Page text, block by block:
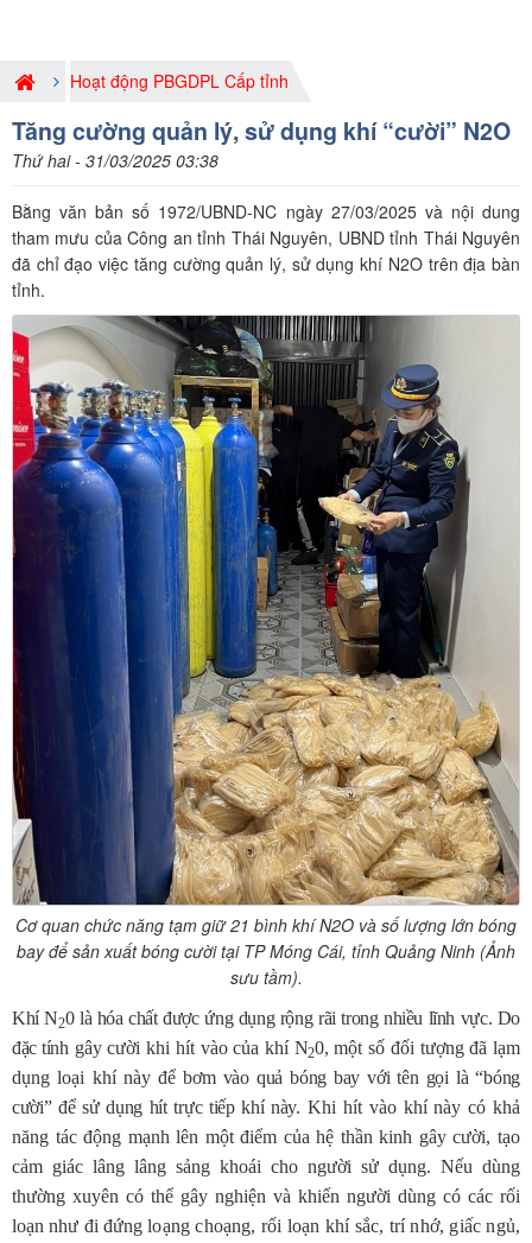
Hoạt động PBGDPL Cấp tỉnh
Tăng cường quản lý, sử dụng khí “cười” N2O
Thứ hai - 31/03/2025 03:38
Bằng văn bản số 1972/UBND-NC ngày 27/03/2025 và nội dung
tham mưu của Công an tỉnh Thái Nguyên, UBND tỉnh Thái Nguyên
đã chỉ đạo việc tăng cường quản lý, sử dụng khí N2O trên địa bàn
tỉnh.
Cơ quan chức năng tạm giữ 21 bình khí N2O và số lượng lớn bóng
bay để sản xuất bóng cười tại TP Móng Cái, tỉnh Quảng Ninh (Ảnh
sưu tầm).
Khí N20 là hóa chất được ứng dụng rộng rãi trong nhiều lĩnh vực. Do
đặc tính gây cười khi hít vào của khí N20, một số đối tượng đã lạm
dụng loại khí này đểbơm vào quả bóng bay với tên gọi là “bóng
cười” để sử dụng hít trực tiếp khí này. Khi hít vào khí này có khả
năng tác động mạnh lên một điểm của hệ thần kinh gây cười, tạo
cảm giác lâng lâng sảng khoái cho người sử dụng. Nếu dùng
thường xuyên có thể gây nghiện và khiến người dùng có các rối
loạn như đi đứngloạng choạng, rối loạn khí sắc, trí nhớ, giấc ngủ,